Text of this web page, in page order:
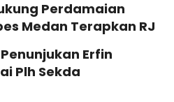
Perdamaian
Medan Terapkan RJ
Erfin
Plh Sekda